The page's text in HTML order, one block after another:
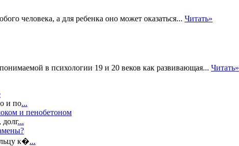
человека, а для ребенка оно может оказаться... Читать»
в психологии 19 и 20 веков как развивающая... Читать»
и по...
и пенобетоном
долг...
к�...